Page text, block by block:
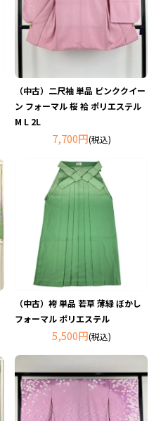
（中古）二尺袖 単品 ピンククイー
ン フォーマル 桜 袷 ポリエステル
M L 2L
7,700円(税込)
（中古）袴 単品 若草 薄緑 ぼかし
フォーマル ポリエステル
5,500円(税込)